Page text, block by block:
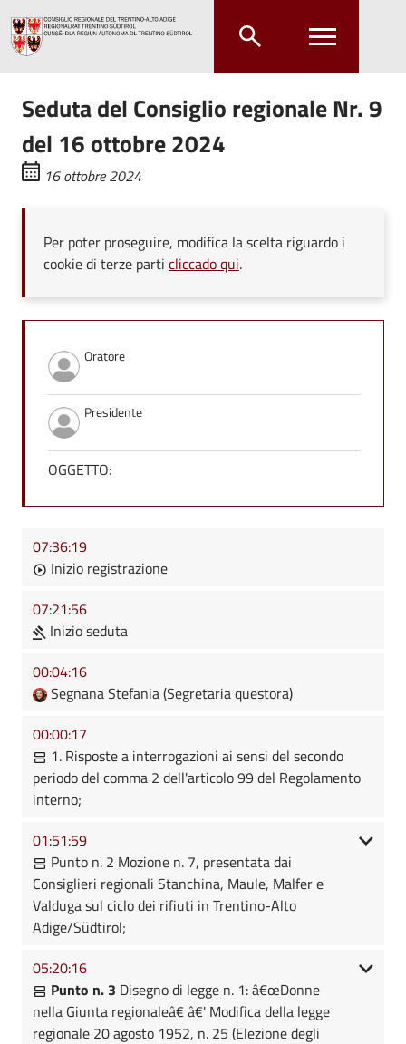
Seduta del Consiglio regionale Nr. 9
del 16 ottobre 2024
16 ottobre 2024
Per poter proseguire, modifica la scelta riguardo i
cookie di terze parti cliccado qui.
Oratore
Presidente
OGGETTO:
07:36:19
Inizio registrazione
07:21:56
Inizio seduta
00:04:16
Segnana Stefania (Segretaria questora)
00:00:17
1. Risposte a interrogazioni ai sensi del secondo
periodo del comma 2 dell'articolo 99 del Regolamento
interno;
01:51:59
Punto n. 2 Mozione n. 7, presentata dai
Consiglieri regionali Stanchina, Maule, Malfer e
Valduga sul ciclo dei rifiuti in Trentino-Alto
Adige/Südtirol;
05:20:16
Punto n. 3 Disegno di legge n. 1: â€œDonne
nella Giunta regionaleâ€ â€' Modifica della legge
regionale 20 agosto 1952, n. 25 (Elezione degli